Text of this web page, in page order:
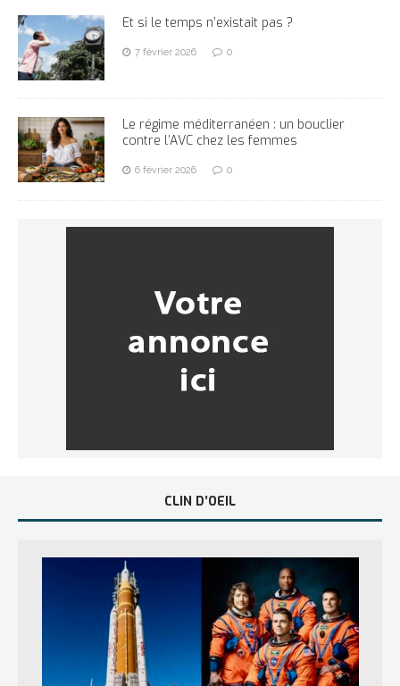
Et si le temps n’existait pas ?
7 février 2026 0
Le régime méditerranéen : un bouclier
contre l’AVC chez les femmes
6 février 2026 0
CLIN D’OEIL